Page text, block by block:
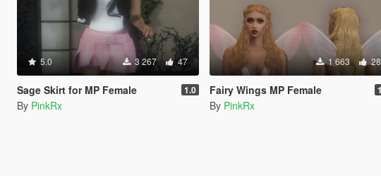
5.0 3 267 47
Sage Skirt for MP Female 1.0
By PinkRx
1 663 28
Fairy Wings MP Female
By PinkRx